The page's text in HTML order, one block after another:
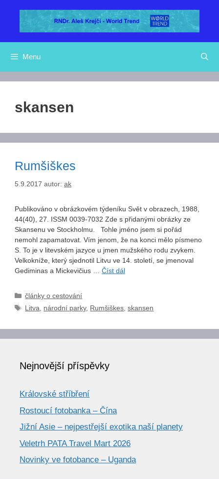
Menu
skansen
Rumšiškes
5.9.2017 autor: ak
Publikováno v obrázkovém týdeníku Svět v obrazech, 1988,
44(40), 27. ISSM 0039-7032 Zde s přidanými obrázky ze
Skansenu ve Stockholmu. Tohle jméno jsem si pořád
nemohl zapamatovat. Vím jenom, že na konci mělo písmeno
S. To je v litevském jazyce u jmen mužského rodu zvykem.
Velkokníže, který sjednotil Litvu ve 14. století, se jmenoval
Gediminas a Mickevičius … Číst dál
Rubriky
články o cestování
Štítky
Litva, národní parky, Rumšiškes,skansen
Nejnovější příspěvky
Královské stříbření
Rostoucí fotobanka – Čína
Jižní Asie – nejpestřejší exotika naší planety
Veletrh PATA Travel Mart 2026
Novinky ve fotobance – Uganda